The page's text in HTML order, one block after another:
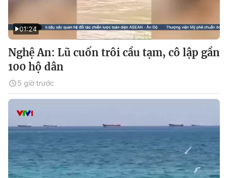
01:24
Nghệ An: Lũ cuốn trôi cầu tạm, cô lập gần
100 hộ dân
5 giờ trước